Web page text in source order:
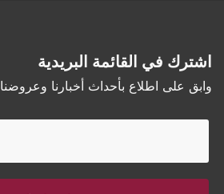
اشترك في القائمة البريدية
وابق على اطلاع بأحداث أخبارنا وعروضنا